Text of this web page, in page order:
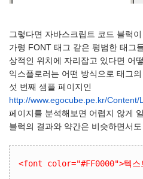
그렇다면 자바스크립트 코드 블럭
가령 FONT 태그 같은 평범한 태그
상적인 위치에 자리잡고 있다면 어
익스플로러는 어떤 방식으로 태그
섯 번째 샘플 페이지인
http://www.egocube.pe.kr/
페이지를 분석해보면 어렵지 않게
블럭의 결과와 약간은 비슷하면서
<font color="#FF0000">텍